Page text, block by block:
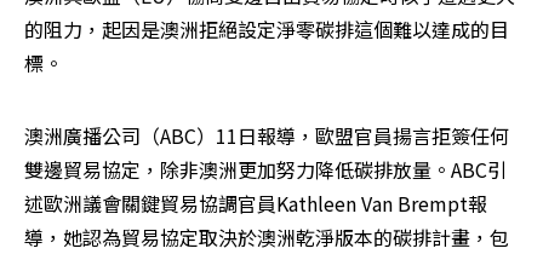
的阻力，起因是澳洲拒絕設定淨零碳排這個難以達成的目
標。
澳洲廣播公司（ABC）11日報導，歐盟官員揚言拒簽任何
雙邊貿易協定，除非澳洲更加努力降低碳排放量。ABC引
述歐洲議會關鍵貿易協調官員Kathleen Van Brempt報
導，她認為貿易協定取決於澳洲乾淨版本的碳排計畫，包